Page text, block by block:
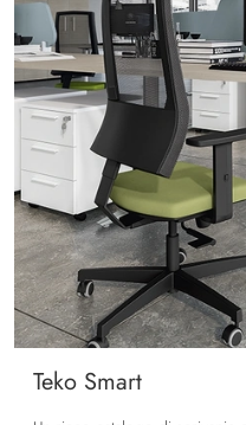
Teko Smart